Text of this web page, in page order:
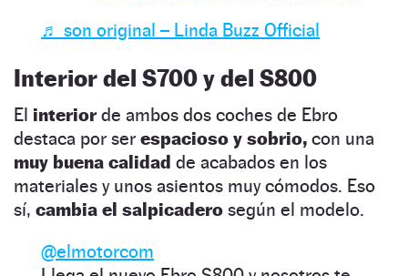
♬ son original – Linda Buzz Official
Interior del S700 y del S800
El interiorde ambos dos coches de Ebro
destaca por ser espacioso y sobrio, con una
muy buena calidad de acabados en los
materiales y unos asientos muy cómodos. Eso
sí, cambia el salpicadero según el modelo.
@elmotorcom